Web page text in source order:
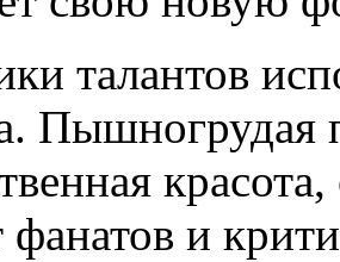
талантов
Пышногрудая
фанатов и